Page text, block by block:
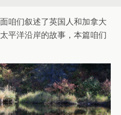
咱们叙述了英国人和加拿大
平洋沿岸的故事，本篇咱们